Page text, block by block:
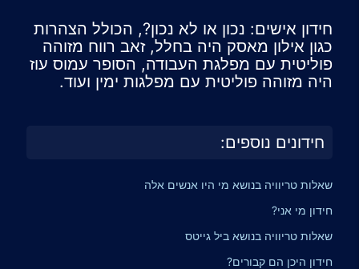
חידון אישים: נכון או לא נכון?, הכולל הצהרות
כגון אילון מאסק היה בחלל, זאב רווח מזוהה
פוליטית עם מפלגת העבודה, הסופר עמוס עוז
היה מזוהה פוליטית עם מפלגות ימין ועוד.
חידונים נוספים:
שאלות טריוויה בנושא מי היו אנשים אלה
חידון מי אני?
שאלות טריוויה בנושא ביל גייטס
חידון היכן הם קבורים?